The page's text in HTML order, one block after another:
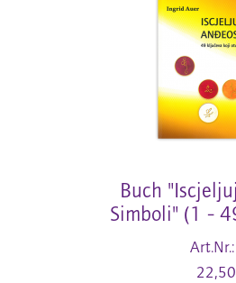
Buch
Simboli" (1 -